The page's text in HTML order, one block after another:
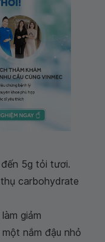
5g tỏi tươi.
carbohydrate
giảm
nắm đậu nhỏ